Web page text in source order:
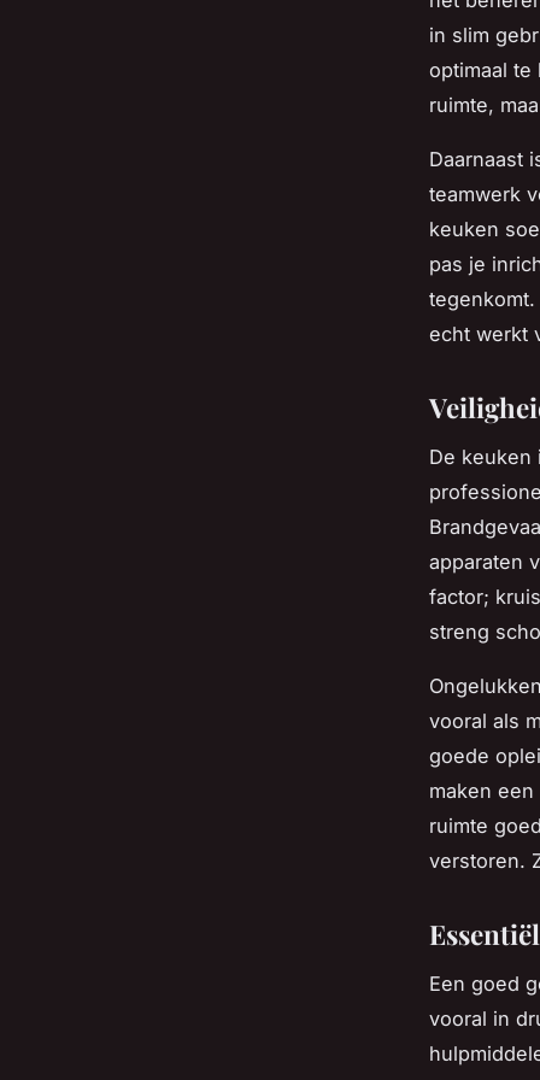
in slim
optimaal
ruimte,
Daarnaast
teamwerk
keuken
pas je
echt werkt
De keuken
apparaten
factor;
streng
vooral als
goede
maken
ruimte
verstoren.
Een goed
vooral in